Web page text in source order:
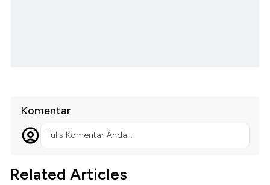
Komentar
Tulis Komentar Anda...
Related Articles